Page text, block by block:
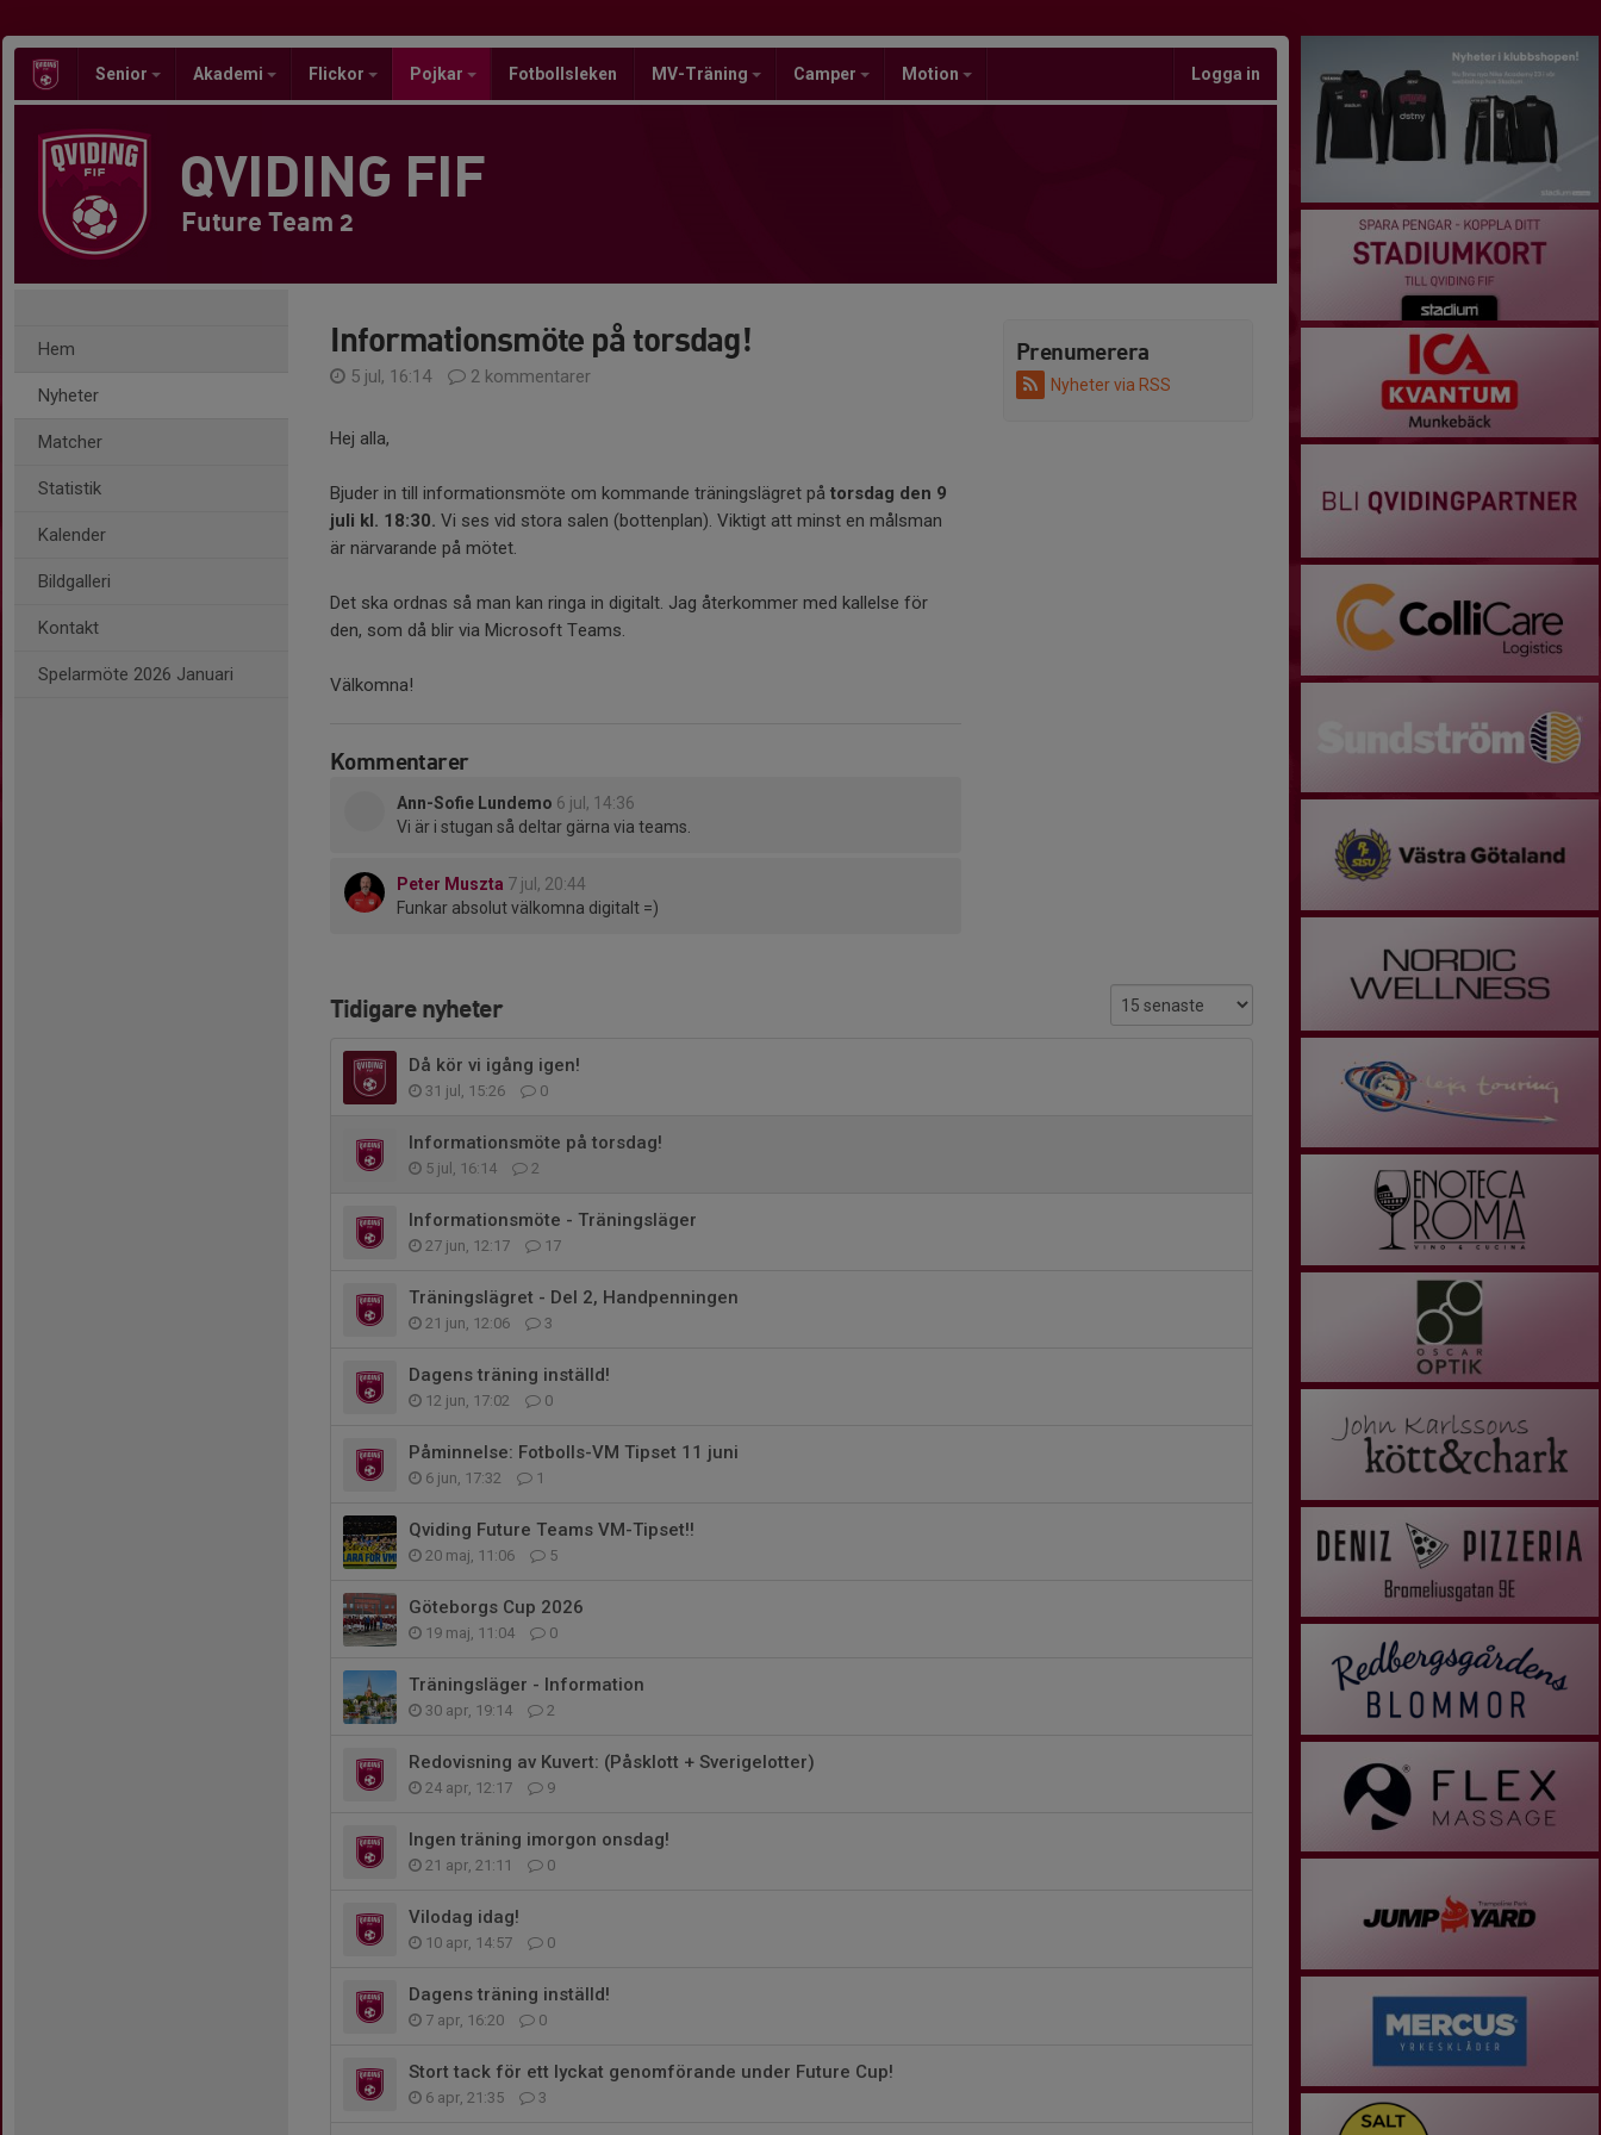
Senior Akademi Flickor Pojkar Fotbollsleken MV-Träning Camper Motion Logga in
QVIDING FIF
Future Team 2
Hem
Nyheter
Matcher
Statistik
Kalender
Bildgalleri
Kontakt
Spelarmöte 2026 Januari
Prenumerera
Nyheter via RSS
Informationsmöte på torsdag!
5 jul, 16:14 2 kommentarer
Hej alla,
Bjuder in till informationsmöte om kommande träningslägret på torsdag den 9
juli kl. 18:30. Vi ses vid stora salen (bottenplan). Viktigt att minst en målsman
är närvarande på mötet.
Det ska ordnas så man kan ringa in digitalt. Jag återkommer med kallelse för
den, som då blir via Microsoft Teams.
Välkomna!
Kommentarer
Ann-Sofie Lundemo 6 jul, 14:36
Vi är i stugan så deltar gärna via teams.
Peter Muszta 7 jul, 20:44
Funkar absolut välkomna digitalt =)
Tidigare nyheter
Då kör vi igång igen!
31 jul, 15:26 0
Informationsmöte på torsdag!
5 jul, 16:14 2
Informationsmöte - Träningsläger
27 jun, 12:17 17
Träningslägret - Del 2, Handpenningen
21 jun, 12:06 3
Dagens träning inställd!
12 jun, 17:02 0
Påminnelse: Fotbolls-VM Tipset 11 juni
6 jun, 17:32 1
Qviding Future Teams VM-Tipset!!
20 maj, 11:06 5
Göteborgs Cup 2026
19 maj, 11:04 0
Träningsläger - Information
30 apr, 19:14 2
Redovisning av Kuvert: (Påsklott + Sverigelotter)
24 apr, 12:17 9
Ingen träning imorgon onsdag!
21 apr, 21:11 0
Vilodag idag!
10 apr, 14:57 0
Dagens träning inställd!
7 apr, 16:20 0
Stort tack för ett lyckat genomförande under Future Cup!
6 apr, 21:35 3